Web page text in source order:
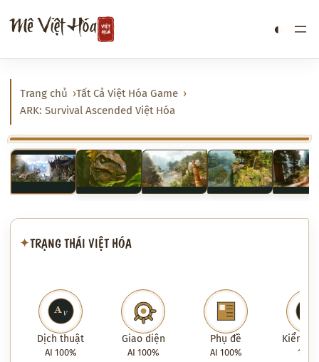
đến
nội
dung
Mê Việt Hóa ◐
Trang chủ
Tất Cả Việt Hóa Game
ARK: Survival Ascended Việt Hóa
‹ ›
✦TRẠNG THÁI VIỆT HÓA
Dịch thuật
AI 100%
Giao diện
AI 100%
Phụ đề
AI 100%
Kiểm
100%